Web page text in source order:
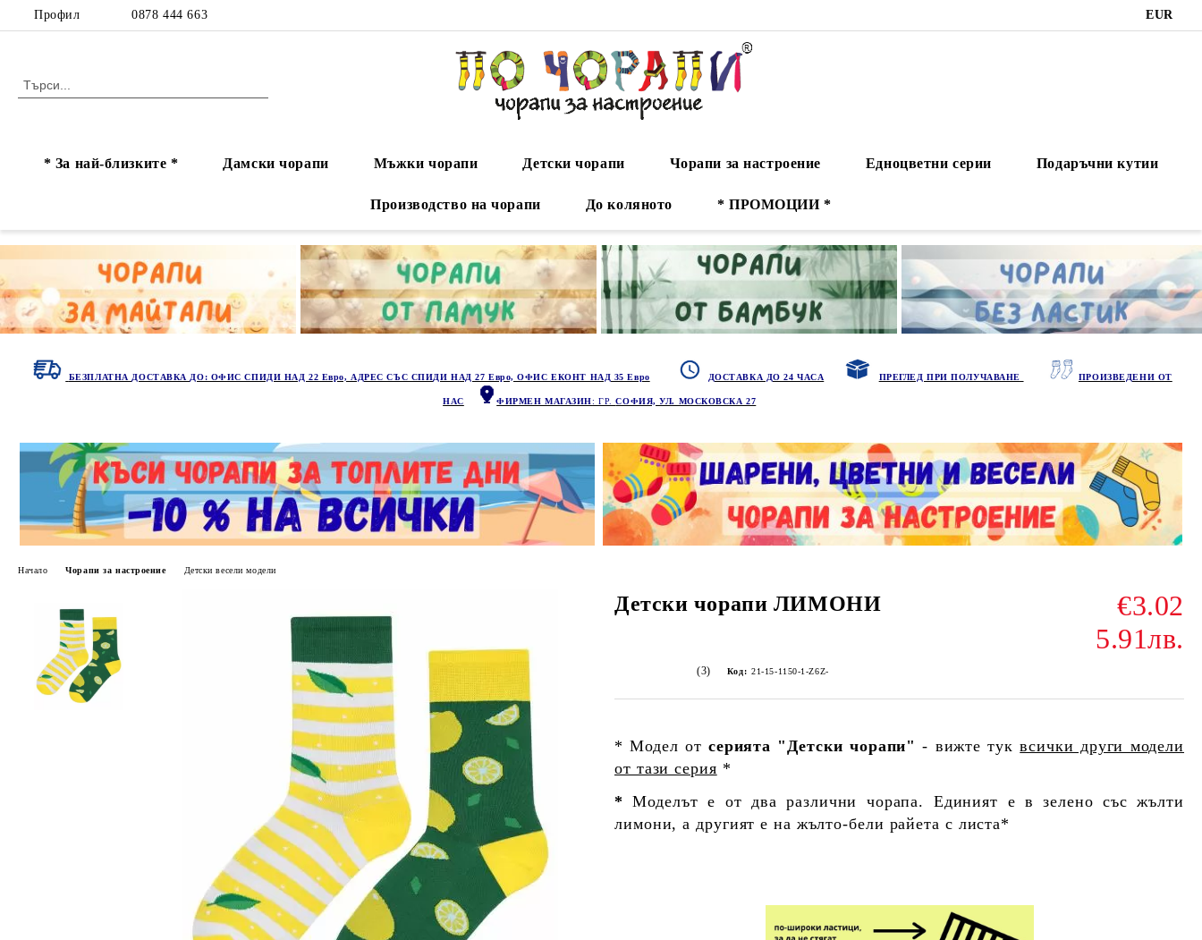
Профил 0878 444 663 EUR
* За най-близките * Дамски чорапи Мъжки чорапи Детски чорапи Чорапи за настроение Едноцветни серии Подаръчни кутии
Производство на чорапи До коляното * ПРОМОЦИИ *
БЕЗПЛАТНА ДОСТАВКА ДО: ОФИС СПИДИ НАД 22 Евро, АДРЕС СЪС СПИДИ НАД 27 Евро, ОФИС ЕКОНТ НАД 35 Евро ДОСТАВКА ДО 24 ЧАСА ПРЕГЛЕД ПРИ ПОЛУЧАВАНЕ ПРОИЗВЕДЕНИ ОТ
НАС ФИРМЕН МАГАЗИН: ГР.СОФИЯ, УЛ. МОСКОВСКА 27
Начало Чорапи за настроение Детски весели модели
Детски чорапи ЛИМОНИ
€3.02
5.91лв.
(3) Код: 21-15-1150-1-Z6Z-
* Модел от серията "Детски чорапи" - вижте туквсички други модели
от тази серия *
*Моделът е от два различни чорапа. Единият е в зелено със жълти
лимони, а другият е на жълто-бели райета с листа*